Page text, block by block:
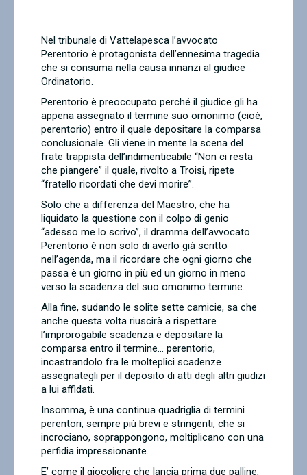
Contatti
Nel tribunale di Vattelapesca l’avvocato
Perentorio è protagonista dell’ennesima tragedia
che si consuma nella causa innanzi al giudice
Ordinatorio.
Perentorio è preoccupato perché il giudice gli ha
appena assegnato il termine suo omonimo (cioè,
perentorio) entro il quale depositare la comparsa
conclusionale. Gli viene in mente la scena del
frate trappista dell’indimenticabile “Non ci resta
che piangere” il quale, rivolto a Troisi, ripete
“fratello ricordati che devi morire”.
Solo che a differenza del Maestro, che ha
liquidato la questione con il colpo di genio
“adesso me lo scrivo”, il dramma dell’avvocato
Perentorio è non solo di averlo già scritto
nell’agenda, ma il ricordare che ogni giorno che
passa è un giorno in più ed un giorno in meno
verso la scadenza del suo omonimo termine.
Alla fine, sudando le solite sette camicie, sa che
anche questa volta riuscirà a rispettare
l’improrogabile scadenza e depositare la
comparsa entro il termine… perentorio,
incastrandolo fra le molteplici scadenze
assegnategli per il deposito di atti degli altri giudizi
a lui affidati.
Insomma, è una continua quadriglia di termini
perentori, sempre più brevi e stringenti, che si
incrociano, soprappongono, moltiplicano con una
perfidia impressionante.
E’ come il giocoliere che lancia prima due palline,